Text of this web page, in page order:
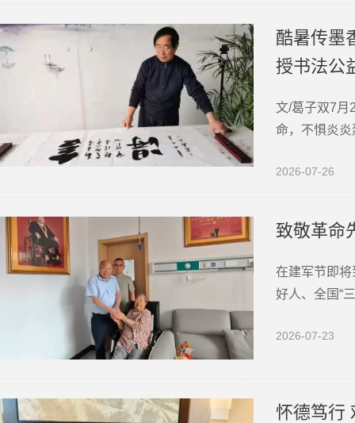
酷暑传墨
授书法公
文/葛子双7月
命，不惧炎
化沃土，让
2026-07-26
致敬革命
在建军节即
好人、全国“
的敬仰之情
2026-07-23
怀德笃行